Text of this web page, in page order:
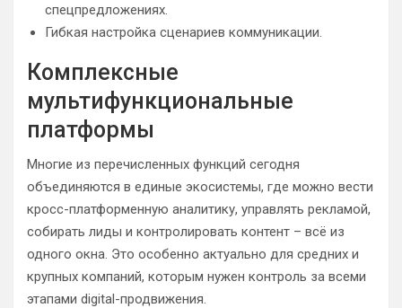
спецпредложениях.
Гибкая настройка сценариев коммуникации.
Комплексные
мультифункциональные
платформы
Многие из перечисленных функций сегодня
объединяются в единые экосистемы, где можно вести
кросс-платформенную аналитику, управлять рекламой,
собирать лиды и контролировать контент – всё из
одного окна. Это особенно актуально для средних и
крупных компаний, которым нужен контроль за всеми
этапами digital-продвижения.